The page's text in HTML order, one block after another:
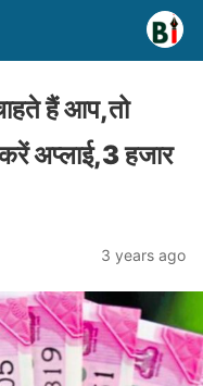
हैं आप,तो
अप्लाई,3 हजार
3 years ago